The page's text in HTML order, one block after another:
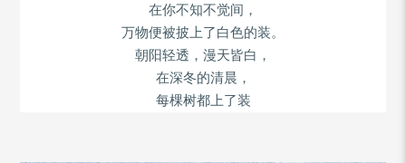
在你不知不觉间，
万物便被披上了白色的装。
朝阳轻透，漫天皆白，
在深冬的清晨，
每棵树都上了装